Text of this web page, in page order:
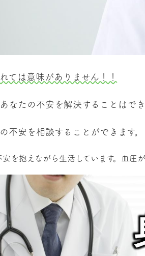
ては意味がありません！！
なたの不安を解決することはで
不安を相談することができます。
安を抱えながら生活しています。血圧